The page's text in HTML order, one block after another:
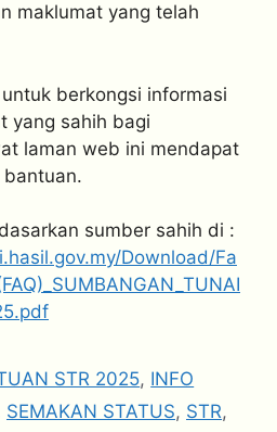
maklumat yang telah
berkongsi informasi
yang sahih bagi
laman web ini mendapat
sumber sahih di :
Download/Fa
STR 2025, INFO
SEMAKAN STATUS, STR,